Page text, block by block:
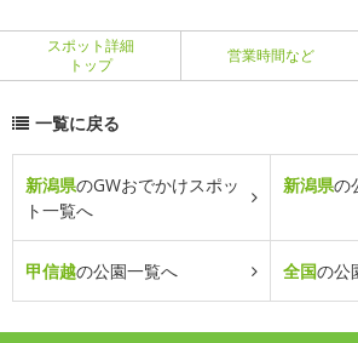
スポット詳細
トップ
営業時間など
一覧に戻る
新潟県のGWおでかけスポッ
ト一覧へ
新潟県の
甲信越の公園一覧へ 全国の公